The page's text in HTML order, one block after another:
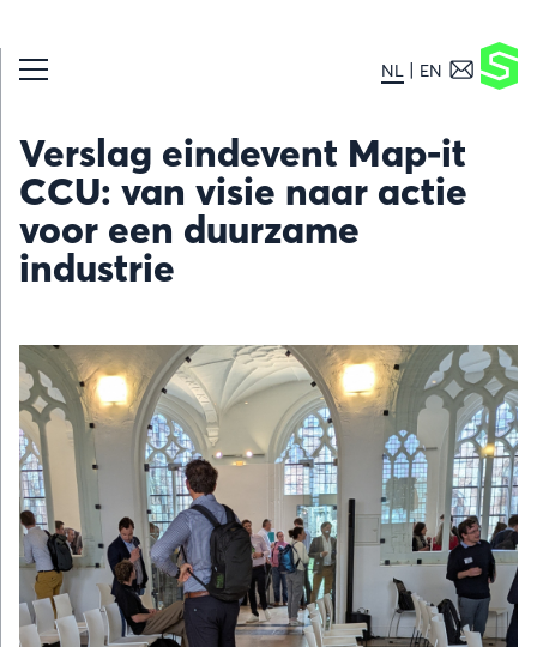
NL EN
Verslag eindevent Map-it
CCU: van visie naar actie
voor een duurzame
industrie